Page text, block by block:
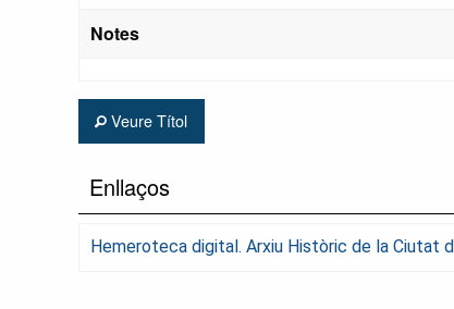
Notes
Veure Títol
Enllaços
Hemeroteca digital. Arxiu Històric de la Ciutat